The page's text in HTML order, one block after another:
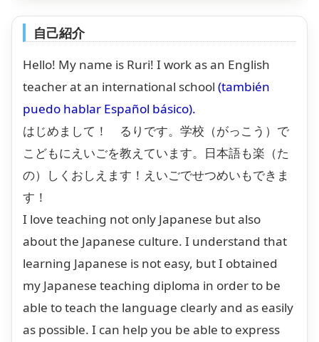
自己紹介
Hello! My name is Ruri! I work as an English
teacher at an international school (también
puedo hablar Español básico).
はじめまして！ るりです。学校（がっこう）で
こどもにえいごを教えています。日本語も楽（た
の）しくおしえます！えいごでせつめいもできま
す！
I love teaching not only Japanese but also
about the Japanese culture. I understand that
learning Japanese is not easy, but I obtained
my Japanese teaching diploma in order to be
able to teach the language clearly and as easily
as possible. I can help you be able to express